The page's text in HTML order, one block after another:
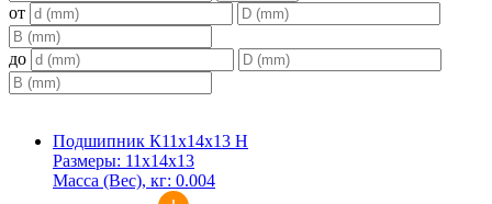
от
до
Подшипник К11х14х13 Н
Размеры: 11x14x13
Масса (Вес), кг: 0.004